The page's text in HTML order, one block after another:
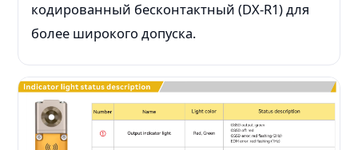
кодированный бесконтактный (DX-R1) для
более широкого допуска.